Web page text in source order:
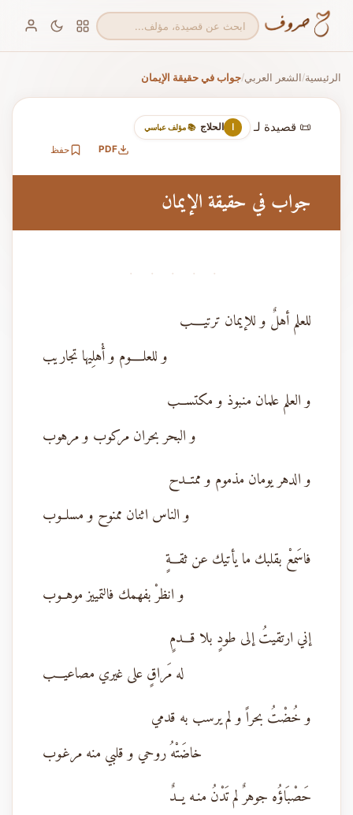
الرئيسية/الشعر العربي/جواب في حقيقة الإيمان
📜 قصيدة لـ ا الحلاج 📚 مؤلف عباسي
PDF حفظ
جواب في حقيقة الإيمان
· · · · ·
للعلم أهلٌ و للإيمان ترتيــــب
و للعلـــــوم و أْهلِيها تجاريب
و العلم علمان منبوذ و مكتســب
و البحر بحران مركوب و مرهوب
و الدهر يومان مذموم و ممتــدح
و الناس اثنان ممنوح و مسلــوب
فاسَمعْ بقلبك ما يأتيك عن ثقـــةٍ
و انظرْ بفهمك فالتمييز موهــوب
إني ارتقيتُ إلى طودٍ بلا قـــدمٍ
له مَراقٍ على غيري مصاعيـــب
و خُضْتُ بحراً و لم يرسب به قدمي
خاضَتْهُ روحي و قلبي منه مرغـوب
حَصْبَاؤُه جوهرٌ لم تَدْنُ منـه يــدٌ